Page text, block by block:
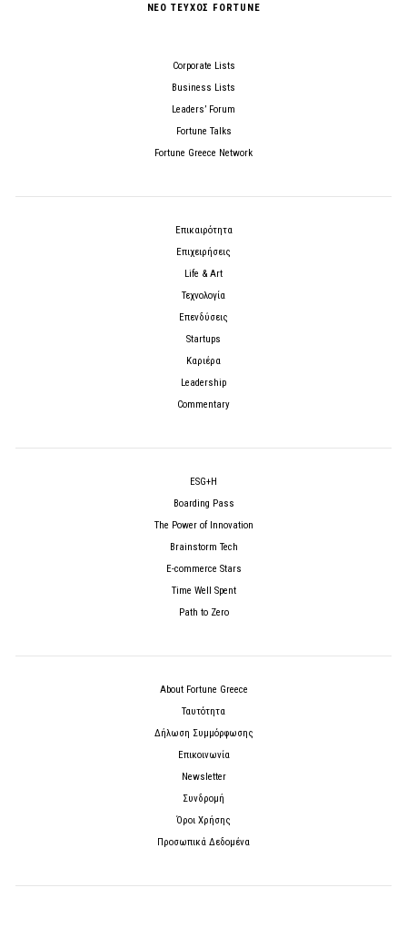
ΝΕΟ ΤΕΥΧΟΣ FORTUNE
Corporate Lists
Business Lists
Leaders’ Forum
Fortune Talks
Fortune Greece Network
Επικαιρότητα
Επιχειρήσεις
Life & Art
Τεχνολογία
Επενδύσεις
Startups
Καριέρα
Leadership
Commentary
ESG+H
Boarding Pass
The Power of Innovation
Brainstorm Tech
E-commerce Stars
Time Well Spent
Path to Zero
About Fortune Greece
Ταυτότητα
Δήλωση Συμμόρφωσης
Επικοινωνία
Newsletter
Συνδρομή
Όροι Χρήσης
Προσωπικά Δεδομένα